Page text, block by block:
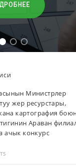
Министрлер
жер ресурстары,
картография
Араван
ачык конкурс